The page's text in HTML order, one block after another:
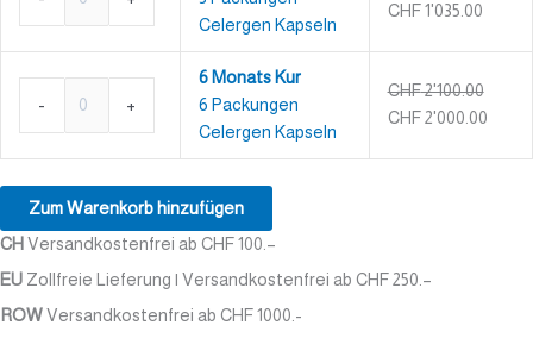
Celergen Kapseln
CHF1'035.00
- +
6 Monats Kur
6 Packungen
Celergen Kapseln
CHF2'100.00
CHF2'000.00
Zum Warenkorb hinzufügen
CH Versandkostenfrei ab CHF 100.–
EU Zollfreie Lieferung | Versandkostenfrei ab CHF 250.–
ROWVersandkostenfrei ab CHF 1000.-